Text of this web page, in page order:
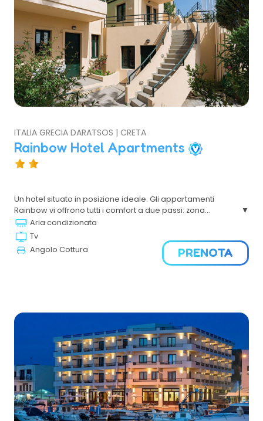
ITALIA GRECIA DARATSOS | CRETA
Rainbow Hotel Apartments
Un hotel situato in posizione ideale. Gli appartamenti
Rainbow vi offrono tutti i comfort a due passi: zona
circostante abbastanza trafficata per le generazioni più
giovani, ma abbastanza tranquilla da darvi
quell'atmosfera di vacanza davvero rilassante di cui
avete bisogno per le vostre vacanze in famiglia.
Aria condizionata
Tv
Angolo Cottura
PRENOTA